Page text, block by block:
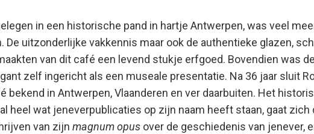
in een historische pand in hartje Antwerpen, was veel
De uitzonderlijke vakkennis maar ook de authentieke glazen,
van dit café een levend stukje erfgoed. Bovendien was
zelf ingericht als een museale presentatie. Na 36 jaar sluit
bekend in Antwerpen, Vlaanderen en ver daarbuiten. Het
heel wat jeneverpublicaties op zijn naam heeft staan, gaat
van zijnmagnum opus over de geschiedenis van jenever,